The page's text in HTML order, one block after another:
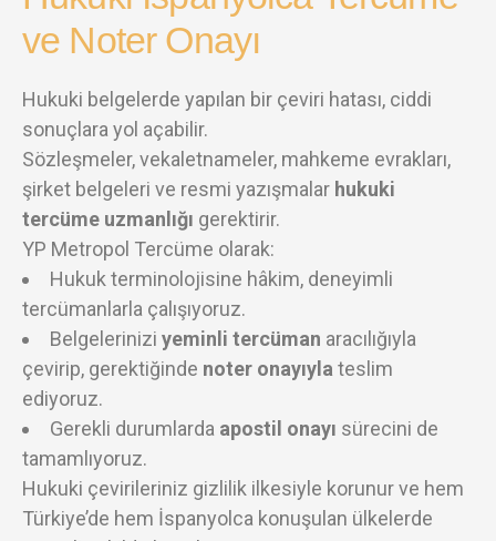
ve Noter Onayı
Hukuki belgelerde yapılan bir çeviri hatası, ciddi
sonuçlara yol açabilir.
Sözleşmeler, vekaletnameler, mahkeme evrakları,
şirket belgeleri ve resmi yazışmalar hukuki
tercüme uzmanlığı gerektirir.
YP Metropol Tercüme olarak:
Hukuk terminolojisine hâkim, deneyimli
tercümanlarla çalışıyoruz.
Belgelerinizi yeminli tercüman aracılığıyla
çevirip, gerektiğinde noter onayıyla teslim
ediyoruz.
Gerekli durumlarda apostil onayı sürecini de
tamamlıyoruz.
Hukuki çevirileriniz gizlilik ilkesiyle korunur ve hem
Türkiye’de hem İspanyolca konuşulan ülkelerde